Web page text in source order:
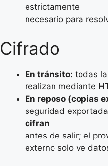
estrictamente
necesario para
Cifrado
En tránsito: todas
realizan mediante
En reposo (copias
seguridad
cifran
antes de salir; el
externo solo ve